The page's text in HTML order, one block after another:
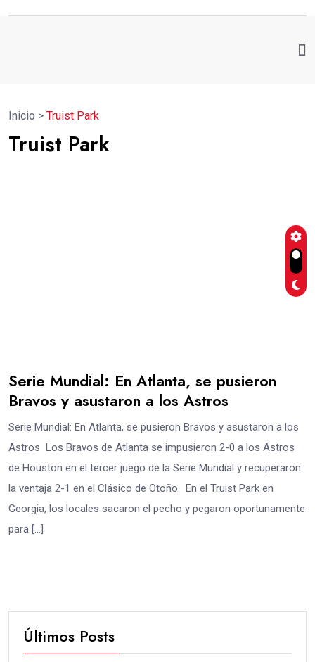
Inicio > Truist Park
Truist Park
Serie Mundial: En Atlanta, se pusieron
Bravos y asustaron a los Astros
Serie Mundial: En Atlanta, se pusieron Bravos y asustaron a los
Astros Los Bravos de Atlanta se impusieron 2-0 a los Astros
de Houston en el tercer juego de la Serie Mundial y recuperaron
la ventaja 2-1 en el Clásico de Otoño. En el Truist Park en
Georgia, los locales sacaron el pecho y pegaron oportunamente
para […]
Últimos Posts